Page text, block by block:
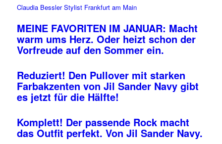
Claudia Bessler Stylist Frankfurt am Main
MEINE FAVORITEN IM JANUAR: Macht
warm ums Herz. Oder heizt schon der
Vorfreude auf den Sommer ein.
Reduziert! Den Pullover mit starken
Farbakzenten von Jil Sander Navy gibt
es jetzt für die Hälfte!
Komplett! Der passende Rock macht
das Outfit perfekt. Von Jil Sander Navy.